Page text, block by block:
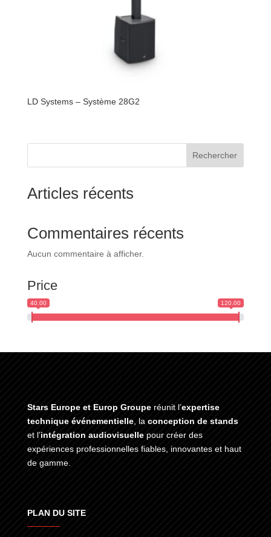
LD Systems – Système 28G2
Rechercher
Articles récents
Commentaires récents
Aucun commentaire à afficher.
Price
40.00 120.00
Stars Europe et Europ Groupe réunit l’expertise
technique événementielle, la conception de stands
et l’intégration audiovisuellepour créer des
expériences professionnelles fiables, innovantes et haut
de gamme.
PLAN DU SITE